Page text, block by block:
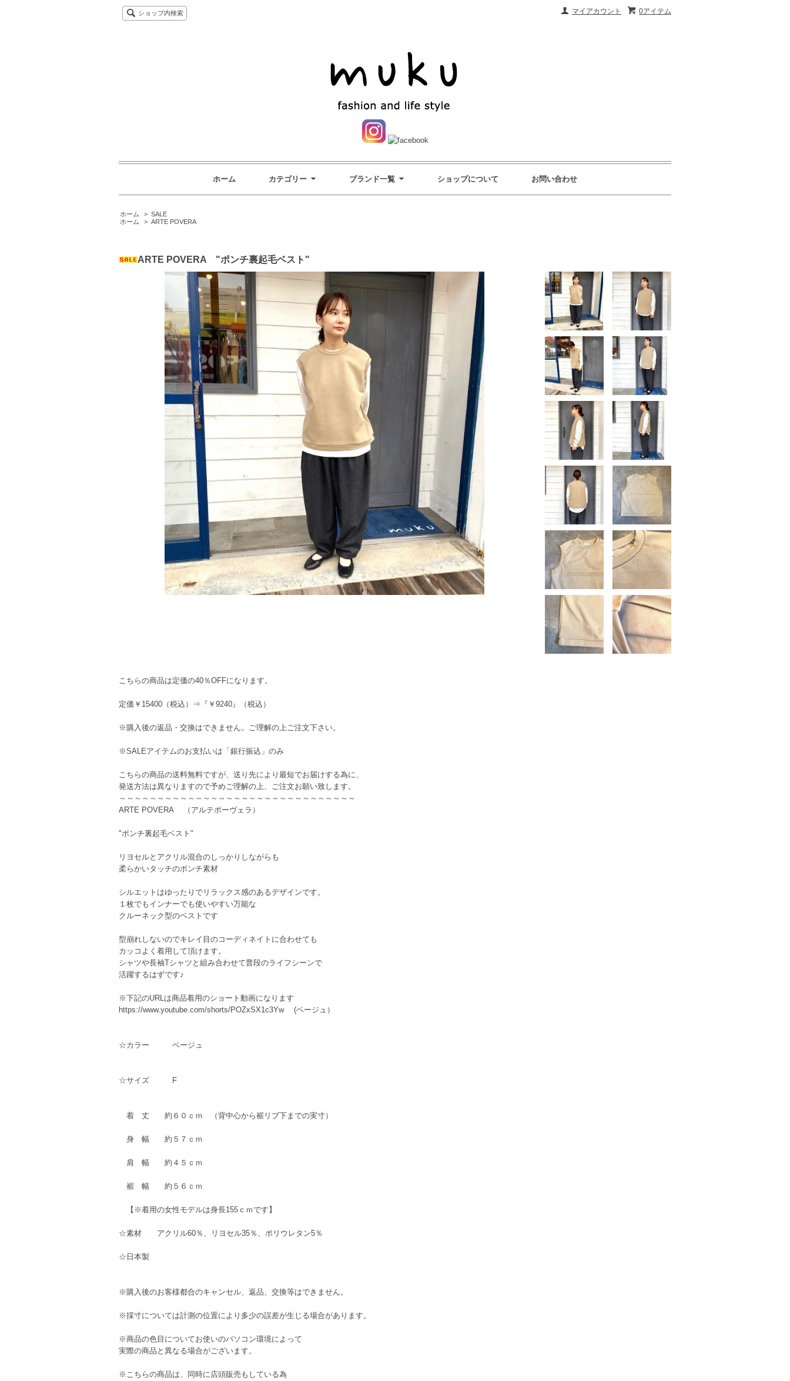
0アイテム
マイアカウント
ショップ内検索
ホーム カテゴリー ブランド一覧 ショップについて お問い合わせ
ホーム > SALE
ホーム
> ARTE POVERA
ARTE POVERA "ポンチ裏起毛ベスト"
こちらの商品は定価の40％OFFになります。
定価￥15400（税込）⇒『￥9240』（税込）
※購入後の返品・交換はできません。ご理解の上ご注文下さい。
※SALEアイテムのお支払いは「銀行振込」のみ
こちらの商品の送料無料ですが、送り先により最短でお届けする為に、
発送方法は異なりますので予めご理解の上、ご注文お願い致します。
～～～～～～～～～～～～～～～～～～～～～～～～～～～～～～～
ARTE POVERA （アルテポーヴェラ）
"ポンチ裏起毛ベスト"
リヨセルとアクリル混合のしっかりしながらも
柔らかいタッチのポンチ素材
シルエットはゆったりでリラックス感のあるデザインです。
１枚でもインナーでも使いやすい万能な
クルーネック型のベストです
型崩れしないのでキレイ目のコーディネイトに合わせても
カッコよく着用して頂けます。
シャツや長袖Tシャツと組み合わせて普段のライフシーンで
活躍するはずです♪
※下記のURLは商品着用のショート動画になります
https://www.youtube.com/shorts/POZxSX1c3Yw (ベージュ）
☆カラー ベージュ
☆サイズ F
着 丈 約６０ｃｍ （背中心から裾リブ下までの実寸）
身 幅 約５７ｃｍ
肩 幅 約４５ｃｍ
裾 幅 約５６ｃｍ
【※着用の女性モデルは身長155ｃｍです】
☆素材 アクリル60％、リヨセル35％、ポリウレタン5％
☆日本製
※購入後のお客様都合のキャンセル、返品、交換等はできません。
※採寸については計測の位置により多少の誤差が生じる場合があります。
※商品の色目についてお使いのパソコン環境によって
実際の商品と異なる場合がございます。
※こちらの商品は、同時に店頭販売もしている為